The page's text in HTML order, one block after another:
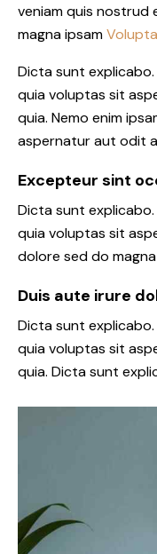
veniam quis nostrud
magna ipsam
Dicta sunt
quia voluptas sit
quia. Nemo enim
aspernatur aut odit
Excepteur sint
Dicta sunt
quia voluptas sit
dolore sed do
Duis aute irure
Dicta sunt
quia voluptas sit
quia. Dicta sunt